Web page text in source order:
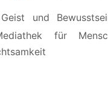
und
Mediathek für